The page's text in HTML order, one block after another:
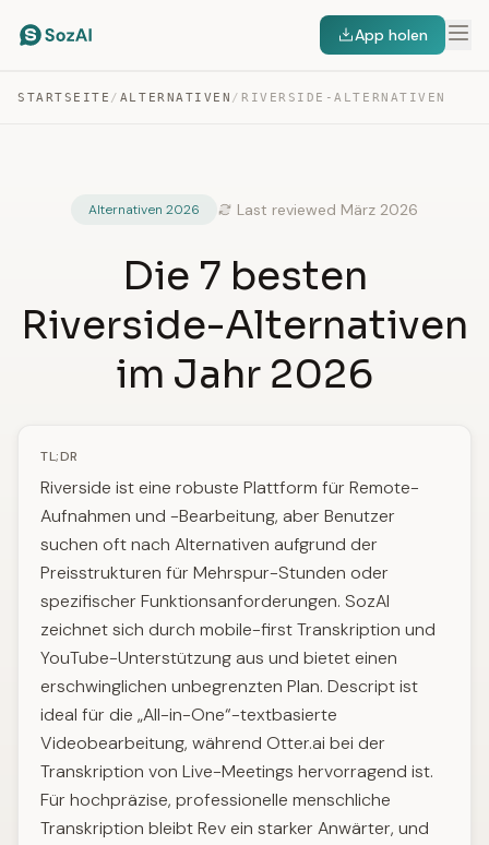
App holen
STARTSEITE / ALTERNATIVEN / RIVERSIDE-ALTERNATIVEN
Alternativen 2026 Last reviewed März 2026
Die 7 besten
Riverside-Alternativen
im Jahr 2026
TL;DR
Riverside ist eine robuste Plattform für Remote-
Aufnahmen und -Bearbeitung, aber Benutzer
suchen oft nach Alternativen aufgrund der
Preisstrukturen für Mehrspur-Stunden oder
spezifischer Funktionsanforderungen. SozAI
zeichnet sich durch mobile-first Transkription und
YouTube-Unterstützung aus und bietet einen
erschwinglichen unbegrenzten Plan. Descript ist
ideal für die „All-in-One“-textbasierte
Videobearbeitung, während Otter.ai bei der
Transkription von Live-Meetings hervorragend ist.
Für hochpräzise, professionelle menschliche
Transkription bleibt Rev ein starker Anwärter, und